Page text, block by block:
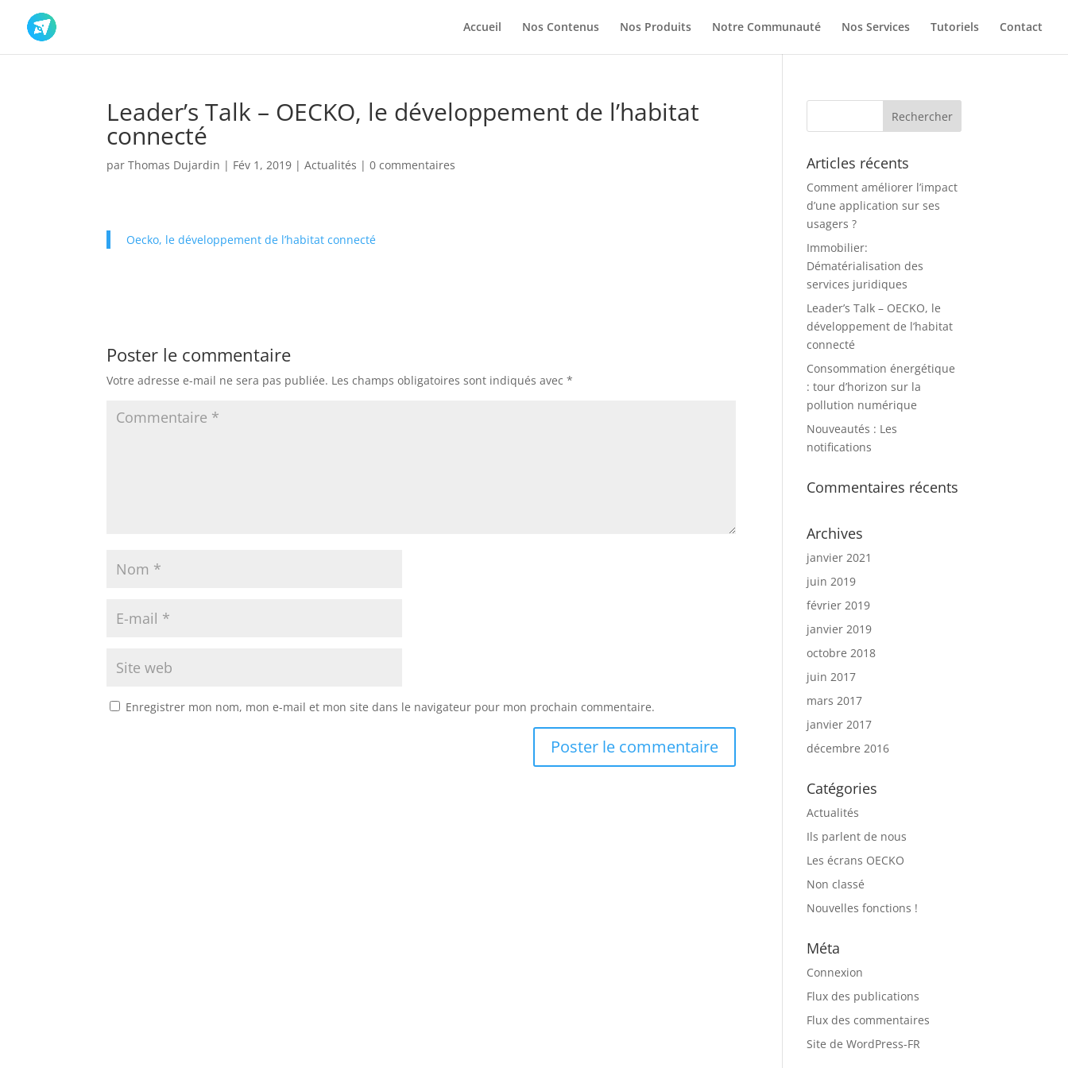
Accueil Nos Contenus Nos Produits Notre Communauté Nos Services Tutoriels Contact
Leader’s Talk – OECKO, le développement de l’habitat
connecté
parThomas Dujardin | Fév 1, 2019 |Actualités |0 commentaires
Oecko, le développement de l’habitat connecté
Poster le commentaire
Votre adresse e-mail ne sera pas publiée. Les champs obligatoires sont indiqués avec*
Enregistrer mon nom, mon e-mail et mon site dans le navigateur pour mon prochain commentaire.
Articles récents
Comment améliorer l’impact
d’une application sur ses
usagers ?
Immobilier:
Dématérialisation des
services juridiques
Leader’s Talk – OECKO, le
développement de l’habitat
connecté
Consommation énergétique
: tour d’horizon sur la
pollution numérique
Nouveautés : Les
notifications
Commentaires récents
Archives
janvier 2021
juin 2019
février 2019
janvier 2019
octobre 2018
juin 2017
mars 2017
janvier 2017
décembre 2016
Catégories
Actualités
Ils parlent de nous
Les écrans OECKO
Non classé
Nouvelles fonctions !
Méta
Connexion
Flux des publications
Flux des commentaires
Site de WordPress-FR